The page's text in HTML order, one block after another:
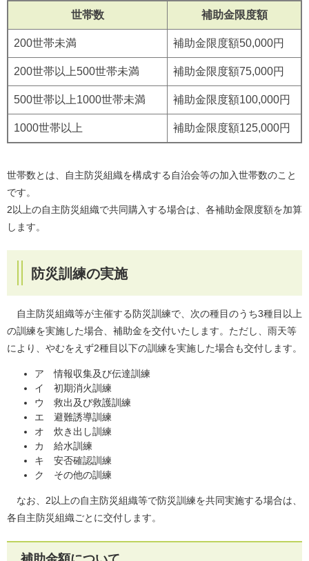
世帯数 補助金限度額
200世帯未満 補助金限度額50,000円
200世帯以上500世帯未満 補助金限度額75,000円
500世帯以上1000世帯未満 補助金限度額100,000円
1000世帯以上 補助金限度額125,000円
世帯数とは、自主防災組織を構成する自治会等の加入世帯数のこと
です。
2以上の自主防災組織で共同購入する場合は、各補助金限度額を加算
します。
防災訓練の実施
自主防災組織等が主催する防災訓練で、次の種目のうち3種目以上
の訓練を実施した場合、補助金を交付いたします。ただし、雨天等
により、やむをえず2種目以下の訓練を実施した場合も交付します。
ア 情報収集及び伝達訓練
イ 初期消火訓練
ウ 救出及び救護訓練
エ 避難誘導訓練
オ 炊き出し訓練
カ 給水訓練
キ 安否確認訓練
ク その他の訓練
なお、2以上の自主防災組織等で防災訓練を共同実施する場合は、
各自主防災組織ごとに交付します。